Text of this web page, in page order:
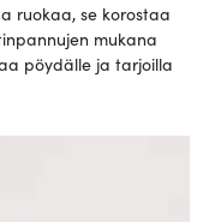
ruokaa, se korostaa
mukana
pöydälle ja tarjoilla